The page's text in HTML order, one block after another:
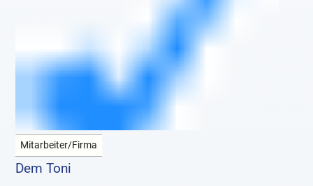
Mitarbeiter/Firma
Dem Toni